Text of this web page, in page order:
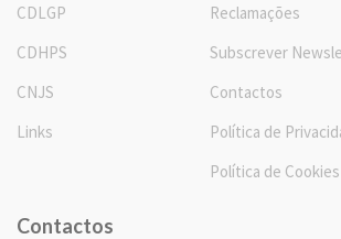
CDLGP
CDHPS
CNJS
Links
Reclamações
Subscrever
Contactos
Política de
Política de Cookies
Contactos